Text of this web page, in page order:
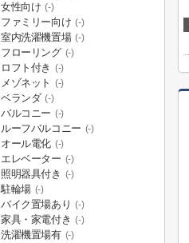
女性向け (-)
ファミリー向け (-)
室内洗濯機置場 (-)
フローリング (-)
ロフト付き (-)
メゾネット (-)
ベランダ (-)
バルコニー (-)
ルーフバルコニー (-)
オール電化 (-)
エレベーター (-)
照明器具付き (-)
駐輪場 (-)
バイク置場あり (-)
家具・家電付き (-)
洗濯機置場有 (-)